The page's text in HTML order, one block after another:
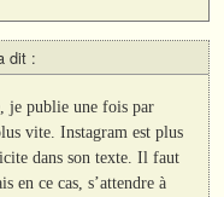
dit :
je publie une fois par
vite. Instagram est plus
dans son texte. Il faut
en ce cas, s’attendre à